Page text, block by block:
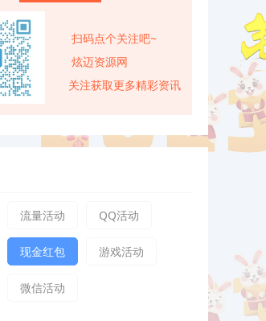
扫码点个关注吧~
炫迈资源网
关注获取更多精彩资讯
流量活动 QQ活动
现金红包 游戏活动
微信活动